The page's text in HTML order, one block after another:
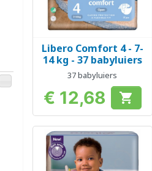
Snel bekijken
Libero Comfort 4 - 7-
14 kg - 37 babyluiers
37 babyluiers
Prijs
€ 12,68 